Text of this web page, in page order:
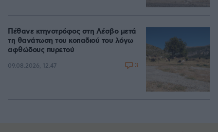
Πέθανε κτηνοτρόφος στη Λέσβο μετά
τη θανάτωση του κοπαδιού του λόγω
αφθώδους πυρετού
09.08.2026, 12:47 3